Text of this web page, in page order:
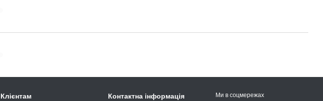
Клієнтам Контактна інформація Ми в соцмережах